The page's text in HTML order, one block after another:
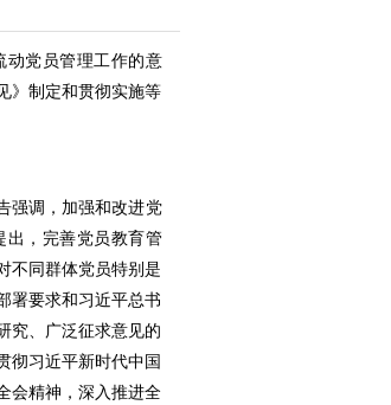
动党员管理工作的意
》制定和贯彻实施等
强调，加强和改进党
出，完善党员教育管
不同群体党员特别是
署要求和习近平总书
究、广泛征求意见的
彻习近平新时代中国
会精神，深入推进全